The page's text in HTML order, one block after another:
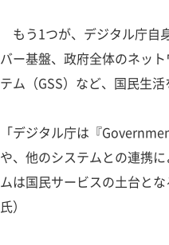
もう1つが、デジタル庁自
バー基盤、政府全体のネッ
テム（GSS）など、国民生
「デジタル庁は『
や、他のシステムとの連携
ムは国民サービスの土台と
氏）